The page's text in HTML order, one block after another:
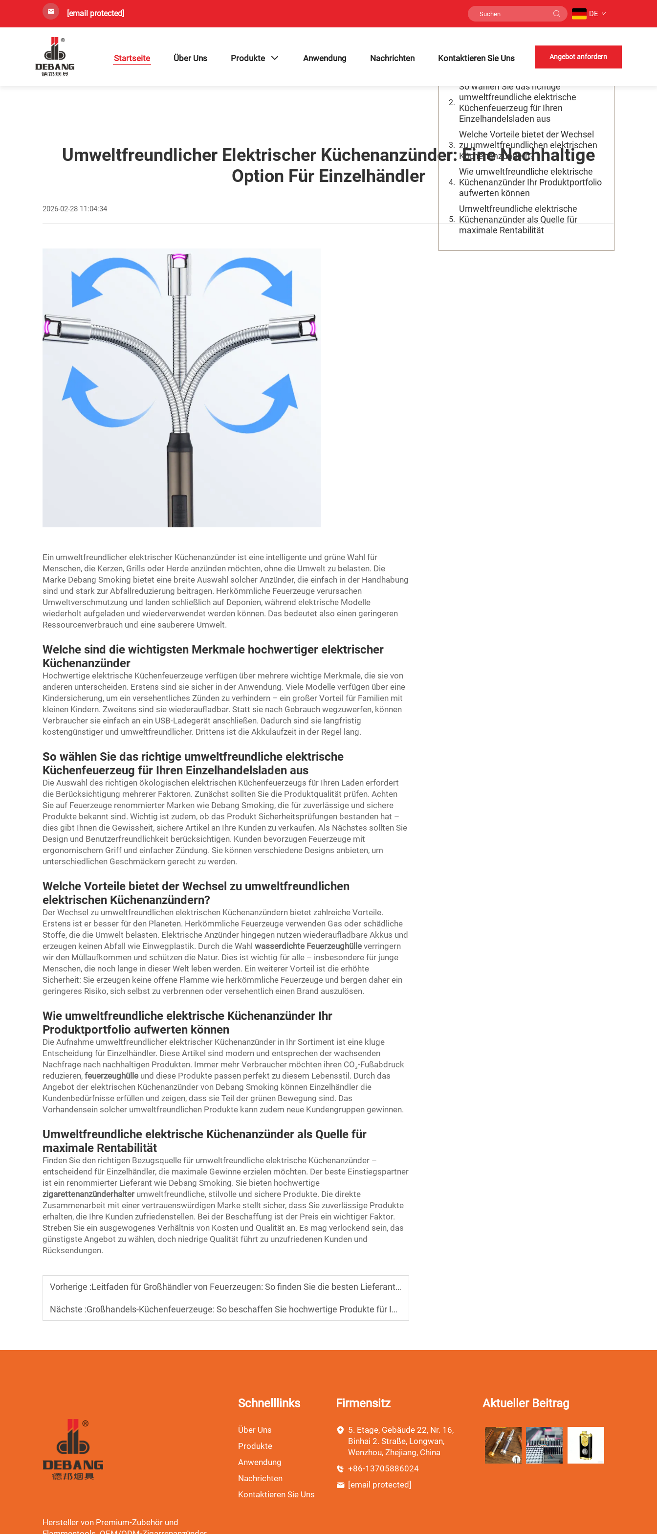
[email protected] DE
Startseite Über Uns Produkte Anwendung Nachrichten Kontaktieren Sie Uns Angebot anfordern
Umweltfreundlicher Elektrischer Küchenanzünder: Eine Nachhaltige
Option Für Einzelhändler
2026-02-28 11:04:34
Ein umweltfreundlicher elektrischer Küchenanzünder ist eine intelligente und grüne Wahl für
Menschen, die Kerzen, Grills oder Herde anzünden möchten, ohne die Umwelt zu belasten. Die
Marke Debang Smoking bietet eine breite Auswahl solcher Anzünder, die einfach in der Handhabung
sind und stark zur Abfallreduzierung beitragen. Herkömmliche Feuerzeuge verursachen
Umweltverschmutzung und landen schließlich auf Deponien, während elektrische Modelle
wiederholt aufgeladen und wiederverwendet werden können. Das bedeutet also einen geringeren
Ressourcenverbrauch und eine sauberere Umwelt.
Welche sind die wichtigsten Merkmale hochwertiger elektrischer
Küchenanzünder
Hochwertige elektrische Küchenfeuerzeuge verfügen über mehrere wichtige Merkmale, die sie von
anderen unterscheiden. Erstens sind sie sicher in der Anwendung. Viele Modelle verfügen über eine
Kindersicherung, um ein versehentliches Zünden zu verhindern – ein großer Vorteil für Familien mit
kleinen Kindern. Zweitens sind sie wiederaufladbar. Statt sie nach Gebrauch wegzuwerfen, können
Verbraucher sie einfach an ein USB-Ladegerät anschließen. Dadurch sind sie langfristig
kostengünstiger und umweltfreundlicher. Drittens ist die Akkulaufzeit in der Regel lang.
So wählen Sie das richtige umweltfreundliche elektrische
Küchenfeuerzeug für Ihren Einzelhandelsladen aus
Die Auswahl des richtigen ökologischen elektrischen Küchenfeuerzeugs für Ihren Laden erfordert
die Berücksichtigung mehrerer Faktoren. Zunächst sollten Sie die Produktqualität prüfen. Achten
Sie auf Feuerzeuge renommierter Marken wie Debang Smoking, die für zuverlässige und sichere
Produkte bekannt sind. Wichtig ist zudem, ob das Produkt Sicherheitsprüfungen bestanden hat –
dies gibt Ihnen die Gewissheit, sichere Artikel an Ihre Kunden zu verkaufen. Als Nächstes sollten Sie
Design und Benutzerfreundlichkeit berücksichtigen. Kunden bevorzugen Feuerzeuge mit
ergonomischem Griff und einfacher Zündung. Sie können verschiedene Designs anbieten, um
unterschiedlichen Geschmäckern gerecht zu werden.
Welche Vorteile bietet der Wechsel zu umweltfreundlichen
elektrischen Küchenanzündern?
Der Wechsel zu umweltfreundlichen elektrischen Küchenanzündern bietet zahlreiche Vorteile.
Erstens ist er besser für den Planeten. Herkömmliche Feuerzeuge verwenden Gas oder schädliche
Stoffe, die die Umwelt belasten. Elektrische Anzünder hingegen nutzen wiederaufladbare Akkus und
erzeugen keinen Abfall wie Einwegplastik. Durch die Wahl wasserdichte Feuerzeughülle verringern
wir den Müllaufkommen und schützen die Natur. Dies ist wichtig für alle – insbesondere für junge
Menschen, die noch lange in dieser Welt leben werden. Ein weiterer Vorteil ist die erhöhte
Sicherheit: Sie erzeugen keine offene Flamme wie herkömmliche Feuerzeuge und bergen daher ein
geringeres Risiko, sich selbst zu verbrennen oder versehentlich einen Brand auszulösen.
Wie umweltfreundliche elektrische Küchenanzünder Ihr
Produktportfolio aufwerten können
Die Aufnahme umweltfreundlicher elektrischer Küchenanzünder in Ihr Sortiment ist eine kluge
Entscheidung für Einzelhändler. Diese Artikel sind modern und entsprechen der wachsenden
Nachfrage nach nachhaltigen Produkten. Immer mehr Verbraucher möchten ihren CO₂-Fußabdruck
reduzieren, feuerzeughülle und diese Produkte passen perfekt zu diesem Lebensstil. Durch das
Angebot der elektrischen Küchenanzünder von Debang Smoking können Einzelhändler die
Kundenbedürfnisse erfüllen und zeigen, dass sie Teil der grünen Bewegung sind. Das
Vorhandensein solcher umweltfreundlichen Produkte kann zudem neue Kundengruppen gewinnen.
Umweltfreundliche elektrische Küchenanzünder als Quelle für
maximale Rentabilität
Finden Sie den richtigen Bezugsquelle für umweltfreundliche elektrische Küchenanzünder –
entscheidend für Einzelhändler, die maximale Gewinne erzielen möchten. Der beste Einstiegspartner
ist ein renommierter Lieferant wie Debang Smoking. Sie bieten hochwertige
zigarettenanzünderhalter umweltfreundliche, stilvolle und sichere Produkte. Die direkte
Zusammenarbeit mit einer vertrauenswürdigen Marke stellt sicher, dass Sie zuverlässige Produkte
erhalten, die Ihre Kunden zufriedenstellen. Bei der Beschaffung ist der Preis ein wichtiger Faktor.
Streben Sie ein ausgewogenes Verhältnis von Kosten und Qualität an. Es mag verlockend sein, das
günstigste Angebot zu wählen, doch niedrige Qualität führt zu unzufriedenen Kunden und
Rücksendungen.
Vorherige :Leitfaden für Großhändler von Feuerzeugen: So finden Sie die besten Lieferanten für Ihr Geschäft
Nächste :Großhandels-Küchenfeuerzeuge: So beschaffen Sie hochwertige Produkte für Ihr Geschäft
Inhaltsverzeichnis
Merkmale hochwertiger elektrischer
So wählen Sie das richtige
umweltfreundliche elektrische
Küchenfeuerzeug für Ihren
Einzelhandelsladen aus
Welche Vorteile bietet der Wechsel
zu umweltfreundlichen elektrischen
Küchenanzündern?
Wie umweltfreundliche elektrische
Küchenanzünder Ihr Produktportfolio
aufwerten können
Umweltfreundliche elektrische
Küchenanzünder als Quelle für
maximale Rentabilität
Hersteller von Premium-Zubehör und
Schnelllinks
Über Uns
Produkte
Anwendung
Nachrichten
Kontaktieren Sie Uns
Firmensitz
5. Etage, Gebäude 22, Nr. 16,
Binhai 2. Straße, Longwan,
Wenzhou, Zhejiang, China
+86-13705886024
[email protected]
Aktueller Beitrag